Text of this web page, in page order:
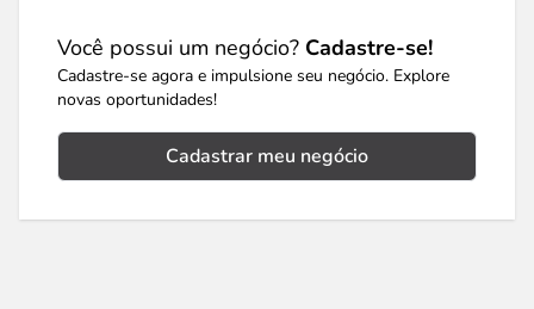
Você possui um negócio? Cadastre-se!
Cadastre-se agora e impulsione seu negócio. Explore
novas oportunidades!
Cadastrar meu negócio